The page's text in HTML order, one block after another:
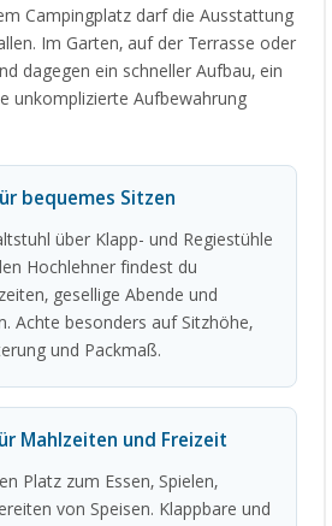
Campingplatz darf die Ausstattung
Im Garten, auf der Terrasse oder
dagegen ein schneller Aufbau, ein
unkomplizierte Aufbewahrung
bequemes Sitzen
über Klapp- und Regiestühle
Hochlehner findest du
gesellige Abende und
Achte besonders auf Sitzhöhe,
und Packmaß.
Mahlzeiten und Freizeit
Platz zum Essen, Spielen,
von Speisen. Klappbare und